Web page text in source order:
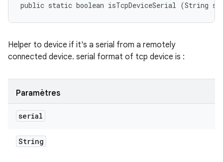
public static boolean isTcpDeviceSerial (String
Helper to device if it's a serial from a remotely
connected device. serial format of tcp device is :
Paramètres
serial
String